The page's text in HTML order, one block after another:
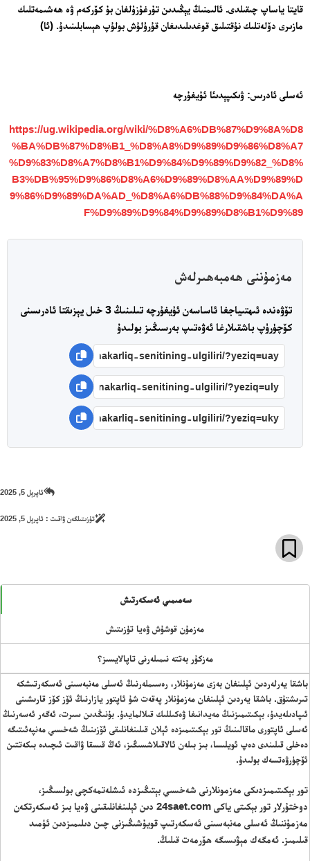
24 سائەت ئەزالىق پىلانى
قايتا ياساپ چىقىلدى. ئالىمنىڭ يېڭىدىن تۇرغۇزۇلغان بۇ كۆركەم ۋە ھەشىمەتلىك
مازىرى دۆلەتلىك نۇقتىلىق قوغدىلىدىغان قۇرۇلۇش بولۇپ ھېسابلىنىدۇ. (ئا)
ئەسلى ئادرىس: ۋىكىپېدىئا ئۇيغۇرچە
https://ug.wikipedia.org/wiki/%D8%A6%DB%87%D9%8A%D8
%BA%DB%87%D8%B1_%D8%A8%D9%89%D9%86%D8%A7
%D9%83%D8%A7%D8%B1%D9%84%D9%89%D9%82_%D8%
B3%DB%95%D9%86%D8%A6%D9%89%D8%AA%D9%89%D
9%86%D9%89%DA%AD_%D8%A6%DB%88%D9%84%DA%A
F%D9%89%D9%84%D9%89%D8%B1%D9%89
مەزمۇننى ھەمبەھىرلەش
تۆۋەندە ئىھتىياجغا ئاساسەن ئۇيغۇرچە تىلىنىڭ 3 خىل يېزىقتا ئادرىسنى
كۆچۈرۈپ باشقىلارغا ئەۋەتىپ بەرسىڭىز بولىدۇ
ئاپرېل 5, 2025
تۈزىتىلگەن ۋاقىت : ئاپرېل 5, 2025
سەمىمىي ئەسكەرتىش
مەزمۇن قوشۇش ۋەيا تۈزىتىش
مەزكۇر بەتتە نىمىلەرنى تاپالايسىز؟
باشقا يەرلەردىن ئېلىنغان بەزى مەزمۇنلار، رەسىملەرنىڭ ئەسلى مەنبەسىنى ئەسكەرتىشكە
تىرىشتۇق. باشقا يەردىن ئېلىنغان مەزمۇنلار پەقەت شۇ ئاپتور يازارنىڭ ئۆز كۆز قارىشىنى
ئىپادىلەيدۇ، بېكىتىمىزنىڭ مەيدانىغا ۋەكىللىك قىلالمايدۇ. بۇنىڭدىن سىرت، ئەگەر ئەسەرنىڭ
ئەسلى ئاپتورى ماقالىنىڭ تور بېكىتىمىزدە ئېلان قىلىنغانلىقى ئۆزىنىڭ شەخسىي مەنپەئىتىگە
دەخلى قىلىندى دەپ ئويلىسا، بىز بىلەن ئالاقىلاشسىڭىز، ئەڭ قىسقا ۋاقىت ئىچىدە بىكەتتىن
ئۆچۈرۋەتسەك بولىدۇ.
تور بېكىتىمىزدىكى مەزمونلارنى شەخسىي بېتىڭىزدە ئىشلەتمەكچى بولسىڭىز،
دوختۇرلار تور بېكىتى ياكى 24saet.com دىن ئېلىنغانلىقىنى ۋەيا بىز ئەسكەرتكەن
مەزمۇننىڭ ئەسلى مەنبەسىنى ئەسكەرتىپ قويۇشىڭىزنى چىن دىلىمىزدىن ئۈمىد
قىلىمىز. ئەمگەك مېۋىسىگە ھۆرمەت قىلىڭ.